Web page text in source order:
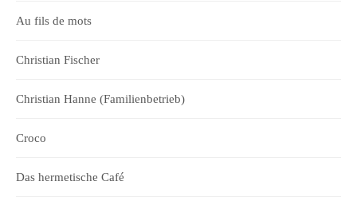
Au fils de mots
Christian Fischer
Christian Hanne (Familienbetrieb)
Croco
Das hermetische Café